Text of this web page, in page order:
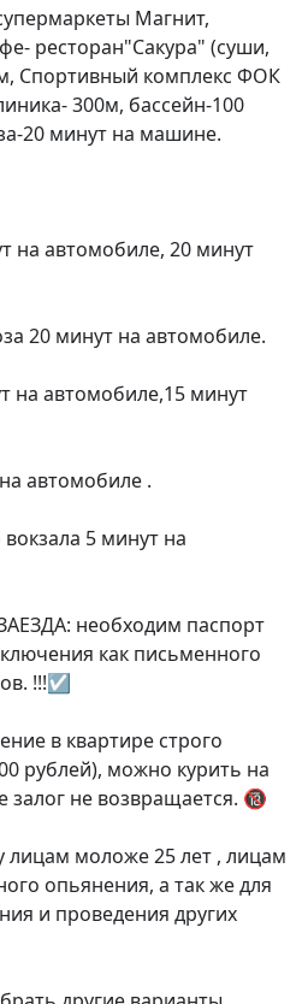
Магнит,
ресторан"Сакура" (суши,
Спортивный комплекс ФОК
300м, бассейн-100
20 минут на машине.
на автомобиле, 20 минут
20 минут на автомобиле.
на автомобиле,15 минут
автомобиле .
5 минут на
необходим паспорт
как письменного
!!!☑️
в квартире строго
рублей), можно курить на
залог не возвращается. 🔞
лицам моложе 25 лет , лицам
опьянения, а так же для
и проведения других